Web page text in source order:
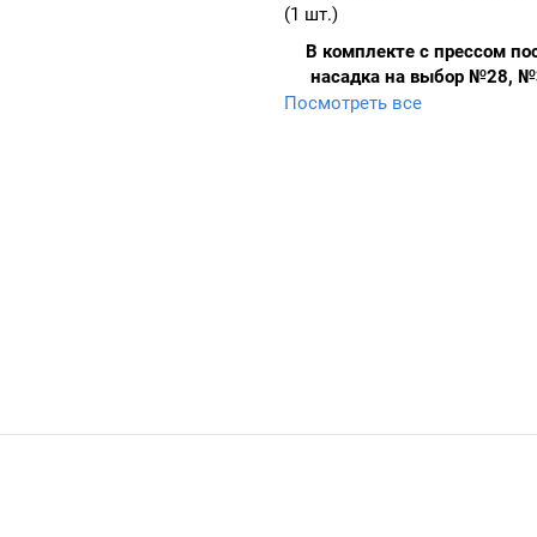
(1 шт.)
В комплекте с прессом
насадка на выбор №28,
любой другой номер по
Посмотреть все